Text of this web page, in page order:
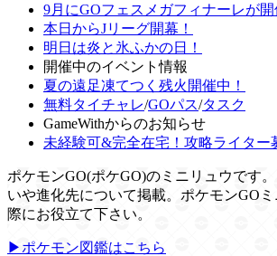
9月にGOフェスメガフィナーレが開
本日からJリーグ開幕！
明日は炎と氷ふかの日！
開催中のイベント情報
夏の遠足凍てつく残火開催中！
無料タイチャレ/GOパス/タスク
GameWithからのお知らせ
未経験可&完全在宅！攻略ライター
ポケモンGO(ポケGO)のミニリュウです
いや進化先について掲載。ポケモンGO
際にお役立て下さい。
▶ポケモン図鑑はこちら